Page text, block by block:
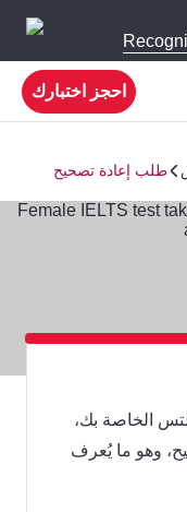
احجز اختبارك
طلب إعادة تصحيح
الخاصة بك،
وهو ما يُعرف